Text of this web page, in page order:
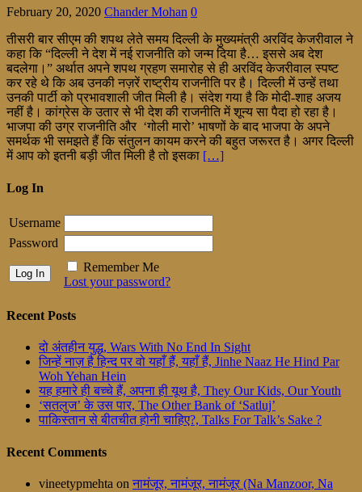
February 20, 2020 Chander Mohan 0
तीसरी बार सीएम की शपथ लेते समय दिल्ली के मुख्यमंत्री अरविंद केजरीवाल ने
कहा कि “दिल्ली ने देश में नई राजनीति को जन्म दिया है… इससे अब देश
बदलेगा।” अर्थात अपने शपथ ग्रहण समारोह से ही अरविंद केजरीवाल स्पष्ट
कर रहे थे कि अब उनकी नज़रें राष्ट्रीय राजनीति पर है। दिल्ली में उन्हें तथा
उनकी पार्टी को प्रभावशाली जीत मिली है। संदेश गया है कि मोदी-शाह अजय
नहीं है। कांग्रेस के उतार से भी देश की राजनीति में शून्य सा पैदा हो रहा है।
भाजपा की उग्र राजनीति और ‘गोली मारो’ भाषणों के बाद भाजपा के अपने
समर्थक भी समझते हैं कि संतुलन कायम करने की बहुत जरूरत है। अगर दिल्ली
में आप को इतनी बड़ी जीत मिली है तो इसका […]
Log In
Username
Password
Remember Me
Lost your password?
Recent Posts
दो अंतहीन युद्ध, Wars With No End In Sight
जिन्हें नाज़ है हिन्द पर वो यहाँ हैं, यहाँ हैं, Jinhe Naaz He Hind Par
Woh Yehan Hein
यह हमारे ही बच्चे हैं, अपना ही यूथ है, They Our Kids, Our Youth
‘सतलुज’ के उस पार, The Other Bank of ‘Satluj’
पाकिस्तान से बीतचीत होनी चाहिए?, Talks For Talk’s Sake ?
Recent Comments
vineetypmehta on नामंजूर, नामंजूर, नामंजूर (Na Manzoor, Na